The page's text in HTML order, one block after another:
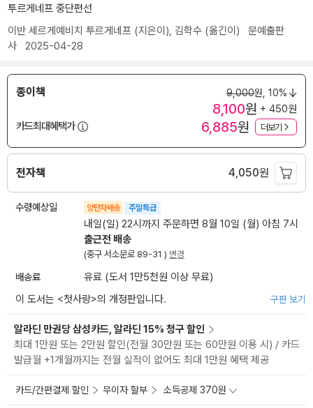
투르게네프 중단편선
이반 세르게예비치 투르게네프 (지은이), 김학수 (옮긴이) 문예출판
사 2025-04-28
종이책 9,000원, 10%
8,100원 + 450원
카드최대혜택가
6,885원 더보기
전자책 4,050원
수령예상일 양탄자배송 주말특급
내일(일) 22시까지 주문하면 8월 10일 (월) 아침 7시
출근전 배송
(중구 서소문로 89-31 ) 변경
배송료
유료 (도서 1만5천원 이상 무료)
이 도서는 <첫사랑>의 개정판입니다. 구판 보기
알라딘 만권당 삼성카드, 알라딘 15% 청구 할인
최대 1만원 또는 2만원 할인(전월 30만원 또는 60만원 이용 시) / 카드
발급월 +1개월까지는 전월 실적이 없어도 최대 1만원 혜택 제공
카드/간편결제 할인 무이자 할부 소득공제 370원